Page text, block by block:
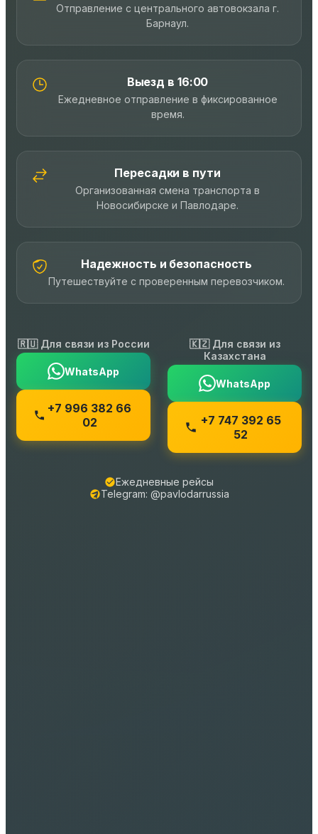
Отправление с центрального автовокзала г.
Барнаул.
Выезд в 16:00
Ежедневное отправление в фиксированное
время.
Пересадки в пути
Организованная смена транспорта в
Новосибирске и Павлодаре.
Надежность и безопасность
Путешествуйте с проверенным перевозчиком.
🇷🇺 Для связи из России
WhatsApp
+7 996 382 66
02
🇰🇿 Для связи из
Казахстана
WhatsApp
+7 747 392 65
52
Ежедневные рейсы
Telegram: @pavlodarrussia